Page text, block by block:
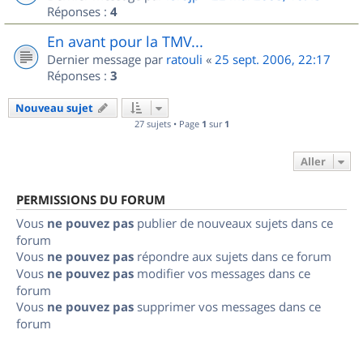
Réponses : 4
En avant pour la TMV...
Dernier message par ratouli « 25 sept. 2006, 22:17
Réponses : 3
Nouveau sujet
27 sujets • Page 1 sur 1
Aller
PERMISSIONS DU FORUM
Vous ne pouvez pas publier de nouveaux sujets dans ce
forum
Vous ne pouvez pas répondre aux sujets dans ce forum
Vous ne pouvez pas modifier vos messages dans ce
forum
Vous ne pouvez pas supprimer vos messages dans ce
forum